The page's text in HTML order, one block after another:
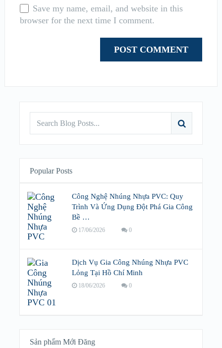
Save my name, email, and website in this
browser for the next time I comment.
Popular Posts
Công Nghệ Nhúng Nhựa PVC: Quy
Trình Và Ứng Dụng Đột Phá Gia Công
Bề …
17/06/2026 0
Dịch Vụ Gia Công Nhúng Nhựa PVC
Lỏng Tại Hồ Chí Minh
18/06/2026 0
Sản phẩm Mới Đăng